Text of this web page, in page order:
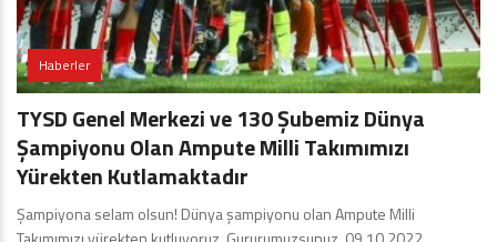
Haberler
TYSD Genel Merkezi ve 130 Şubemiz Dünya
Şampiyonu Olan Ampute Milli Takımımızı
Yürekten Kutlamaktadır
Şampiyona selam olsun! Dünya şampiyonu olan Ampute Milli